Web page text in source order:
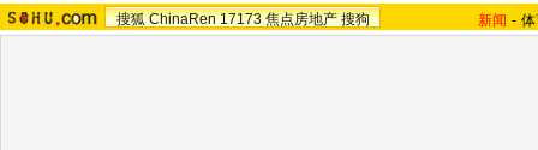
搜狐 ChinaRen 17173 焦点房地产 搜狗 新闻 -